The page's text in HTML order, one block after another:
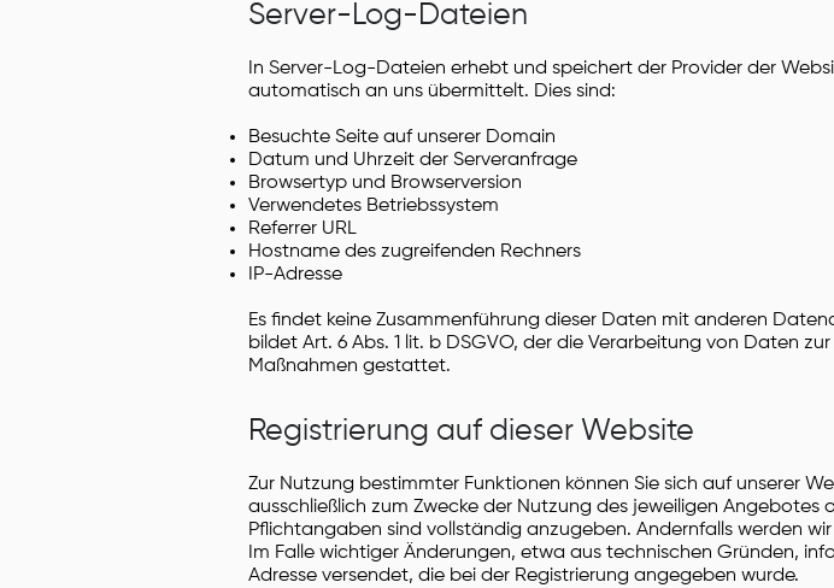
Server-Log-Dateien
In Server-Log-Dateien erhebt und speichert der Provider der
automatisch an uns übermittelt. Dies sind:
Besuchte Seite auf unserer Domain
Datum und Uhrzeit der Serveranfrage
Browsertyp und Browserversion
Verwendetes Betriebssystem
Referrer URL
Hostname des zugreifenden Rechners
IP-Adresse
Es findet keine Zusammenführung dieser Daten mit anderen
bildet Art. 6 Abs. 1 lit. b DSGVO, der die Verarbeitung von Daten
Maßnahmen gestattet.
Registrierung auf dieser Website
Zur Nutzung bestimmter Funktionen können Sie sich auf unserer
ausschließlich zum Zwecke der Nutzung des jeweiligen
Pflichtangaben sind vollständig anzugeben. Andernfalls werden
Im Falle wichtiger Änderungen, etwa aus technischen Gründen,
Adresse versendet, die bei der Registrierung angegeben wurde.